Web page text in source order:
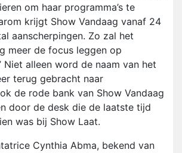
om haar programma’s te
krijgt Show Vandaag vanaf 24
aanscherpingen. Zo zal het
meer de focus leggen op
Niet alleen word de naam van het
terug gebracht naar
de rode bank van Show Vandaag
door de desk die de laatste tijd
was bij Show Laat.
Cynthia Abma, bekend van